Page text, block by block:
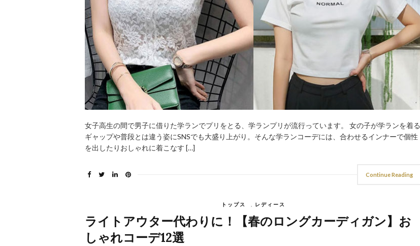
女子高生の間で男子に借りた学ランでプリをとる、学ランプリが流行っています。 女の子が学ランを着る
ギャップや普段とは違う姿にSNSでも大盛り上がり。そんな学ランコーデには、合わせるインナーで個性
を出したりおしゃれに着こなす […]
Continue Reading
トップス レディース
ライトアウター代わりに！【春のロングカーディガン】お
しゃれコーデ12選